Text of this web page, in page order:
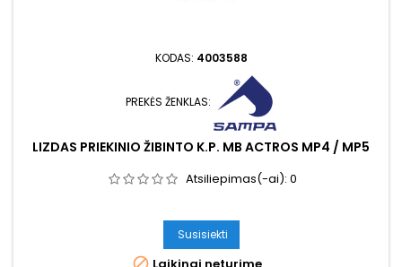
KODAS: 4003588
PREKĖS ŽENKLAS:
LIZDAS PRIEKINIO ŽIBINTO K.P. MB ACTROS MP4 / MP5
Atsiliepimas(-ai): 0
Susisiekti